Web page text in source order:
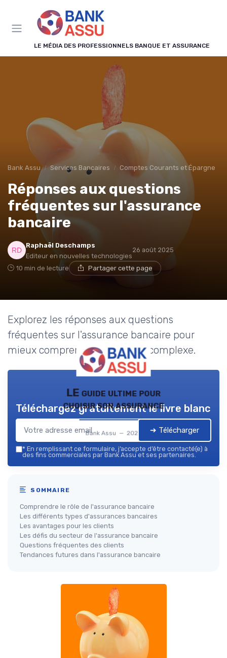
LE MÉDIA DES PROFESSIONNELS BANQUE ET ASSURANCE
Bank Assu Services Bancaires Comptes Courants et Épargne
Réponses aux questions
fréquentes sur l'assurance
bancaire
Raphaël Deschamps
Editeur en nouvelles technologies
26 août 2025
10 min de lecture Partager cette page
Explorez les réponses aux questions
fréquentes sur l'assurance bancaire pour
mieux comprendre ce secteur complexe.
LE guide ultime pour
choisir son assurance
Bank Assu — 2026
Téléchargez gratuitement le livre blanc
➔ Télécharger
* En remplissant ce formulaire, j’accepte d’être contacté(e) à
des fins commerciales par Bank Assu et ses partenaires.
SOMMAIRE
Comprendre le rôle de l'assurance bancaire
Les différents types d'assurances bancaires
Les avantages pour les clients
Les défis du secteur de l'assurance bancaire
Questions fréquentes des clients
Tendances futures dans l'assurance bancaire